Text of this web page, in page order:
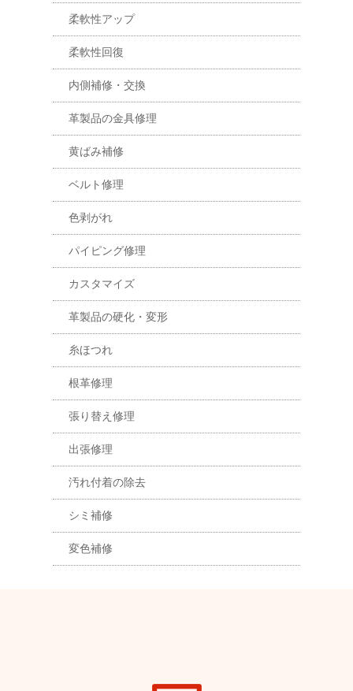
柔軟性アップ
柔軟性回復
内側補修・交換
革製品の金具修理
黄ばみ補修
ベルト修理
色剥がれ
パイピング修理
カスタマイズ
革製品の硬化・変形
糸ほつれ
根革修理
張り替え修理
出張修理
汚れ付着の除去
シミ補修
変色補修